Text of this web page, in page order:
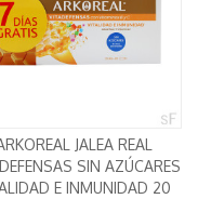
JALEA REAL
SIN AZÚCARES
E INMUNIDAD 20